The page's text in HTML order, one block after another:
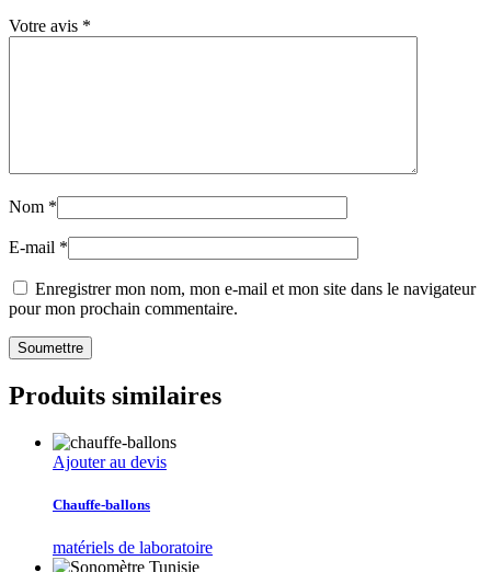
Votre avis *
Nom *
E-mail *
Enregistrer mon nom, mon e-mail et mon site dans le navigateur
pour mon prochain commentaire.
Produits similaires
Ajouter au devis
Chauffe-ballons
matériels de laboratoire